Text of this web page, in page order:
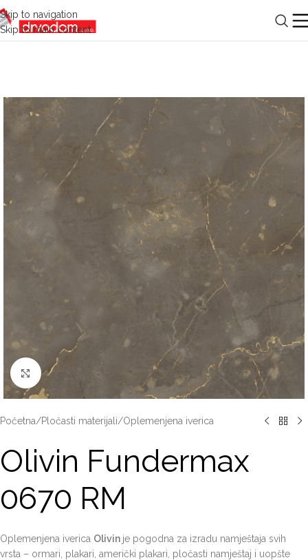
Skip to navigation
Skip to main content
Click to enlarge
Početna/Pločasti materijali/Oplemenjena iverica
Olivin Fundermax
0670 RM
Oplemenjena iverica Olivin je pogodna za izradu namještaja svih
vrsta – ormari, plakari, američki plakari, pločasti namještaj i uopšte